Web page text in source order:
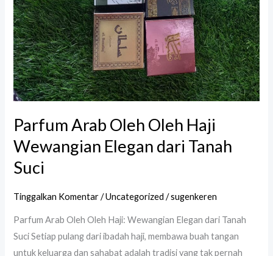
Parfum Arab Oleh Oleh Haji
Wewangian Elegan dari Tanah
Suci
Tinggalkan Komentar /Uncategorized /sugenkeren
Parfum Arab Oleh Oleh Haji: Wewangian Elegan dari Tanah
Suci Setiap pulang dari ibadah haji, membawa buah tangan
untuk keluarga dan sahabat adalah tradisi yang tak pernah